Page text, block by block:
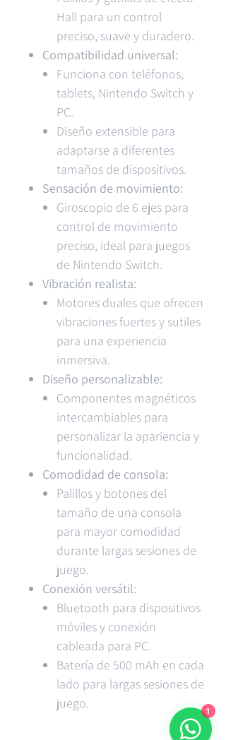
Hall para un control
preciso, suave y duradero.
Compatibilidad universal:
Funciona con teléfonos,
tablets, Nintendo Switch y
PC.
Diseño extensible para
adaptarse a diferentes
tamaños de dispositivos.
Sensación de movimiento:
Giroscopio de 6 ejes para
control de movimiento
preciso, ideal para juegos
de Nintendo Switch.
Vibración realista:
Motores duales que ofrecen
vibraciones fuertes y sutiles
para una experiencia
inmersiva.
Diseño personalizable:
Componentes magnéticos
intercambiables para
personalizar la apariencia y
funcionalidad.
Comodidad de consola:
Palillos y botones del
tamaño de una consola
para mayor comodidad
durante largas sesiones de
juego.
Conexión versátil:
Bluetooth para dispositivos
móviles y conexión
cableada para PC.
Batería de 500 mAh en cada
lado para largas sesiones de
juego.
1